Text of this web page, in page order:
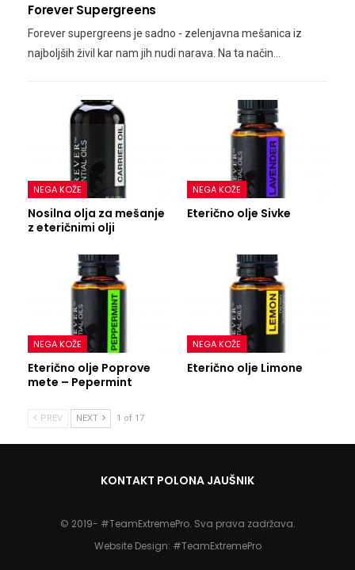
Forever Supergreens
Forever supergreens je sadno - zelenjavna mešanica iz
najboljših živil kar nam jih nudi narava. Na ta način…
NEGA KOŽE
Nosilna olja za mešanje
z eteričnimi olji
NEGA KOŽE
Eterično olje Sivke
NEGA KOŽE
Eterično olje Poprove
mete – Pepermint
NEGA KOŽE
Eterično olje Limone
PREV NEXT 1 of 17
KONTAKT POLONA JAUŠNIK
© 2019- #TeamExtremePro. Sva prava zadržava.
Website Design: #TeamExtremePro